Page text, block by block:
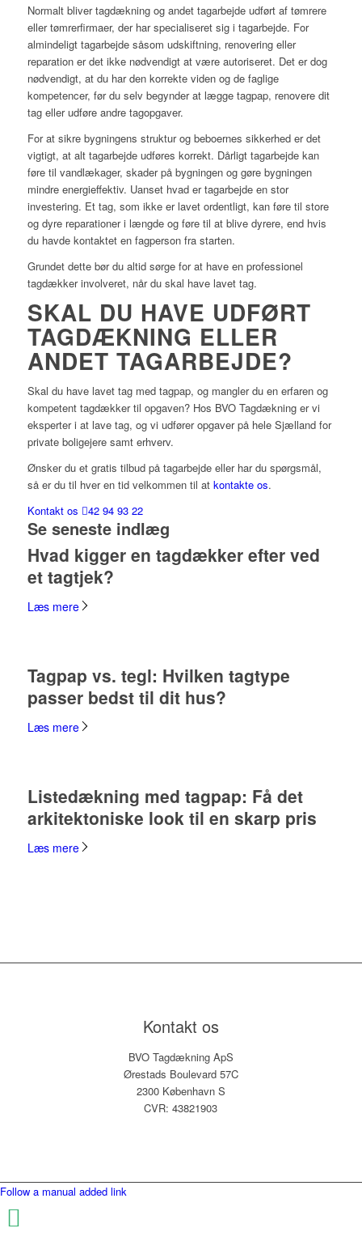
Normalt bliver tagdækning og andet tagarbejde udført af tømrere
eller tømrerfirmaer, der har specialiseret sig i tagarbejde. For
almindeligt tagarbejde såsom udskiftning, renovering eller
reparation er det ikke nødvendigt at være autoriseret. Det er dog
nødvendigt, at du har den korrekte viden og de faglige
kompetencer, før du selv begynder at lægge tagpap, renovere dit
tag eller udføre andre tagopgaver.
For at sikre bygningens struktur og beboernes sikkerhed er det
vigtigt, at alt tagarbejde udføres korrekt. Dårligt tagarbejde kan
føre til vandlækager, skader på bygningen og gøre bygningen
mindre energieffektiv. Uanset hvad er tagarbejde en stor
investering. Et tag, som ikke er lavet ordentligt, kan føre til store
og dyre reparationer i længde og føre til at blive dyrere, end hvis
du havde kontaktet en fagperson fra starten.
Grundet dette bør du altid sørge for at have en professionel
tagdækker involveret, når du skal have lavet tag.
SKAL DU HAVE UDFØRT
TAGDÆKNING ELLER
ANDET TAGARBEJDE?
Skal du have lavet tag med tagpap, og mangler du en erfaren og
kompetent tagdækker til opgaven? Hos BVO Tagdækning er vi
eksperter i at lave tag, og vi udfører opgaver på hele Sjælland for
private boligejere samt erhverv.
Ønsker du et gratis tilbud på tagarbejde eller har du spørgsmål,
så er du til hver en tid velkommen til at kontakte os.
Kontakt os
42 94 93 22
Se seneste indlæg
Hvad kigger en tagdækker efter ved
et tagtjek?
Læs mere
Tagpap vs. tegl: Hvilken tagtype
passer bedst til dit hus?
Læs mere
Listedækning med tagpap: Få det
arkitektoniske look til en skarp pris
Læs mere
Kontakt os
BVO Tagdækning ApS
Ørestads Boulevard 57C
2300 København S
CVR: 43821903
Follow a manual added link